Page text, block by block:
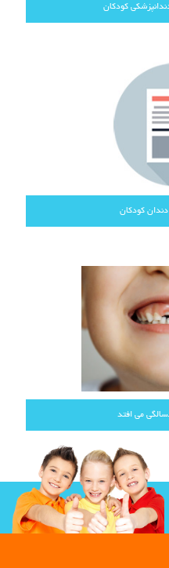
کودکان
کودکان
می افتد